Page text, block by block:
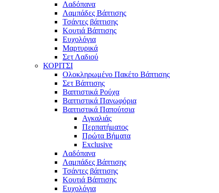
Λαδόπανα
Λαμπάδες Βάπτισης
Τσάντες βάπτισης
Κουτιά Βάπτισης
Ευχολόγια
Μαρτυρικά
Σετ Λαδιού
ΚΟΡΙΤΣΙ
Ολοκληρωμένο Πακέτο Βάπτισης
Σετ Βάπτισης
Βαπτιστικά Ρούχα
Βαπτιστικά Πανωφόρια
Βαπτιστικά Παπούτσια
Αγκαλιάς
Περπατήματος
Πρώτα Βήματα
Exclusive
Λαδόπανα
Λαμπάδες Βάπτισης
Τσάντες βάπτισης
Κουτιά Βάπτισης
Ευχολόγια